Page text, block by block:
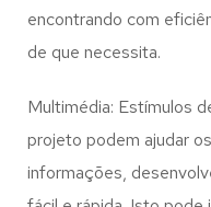
encontrando com
de que necessita.
Multimédia: Estímulos
projeto podem ajudar
informações,